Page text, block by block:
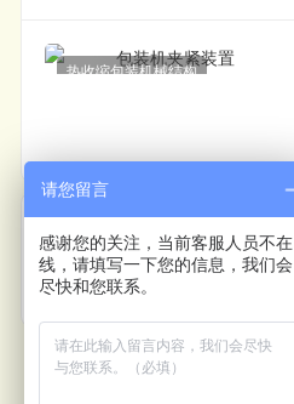
热收缩包装机械结构
上一篇
请您留言
感谢您的关注，当前客服人员不在
线，请填写一下您的信息，我们会
尽快和您联系。